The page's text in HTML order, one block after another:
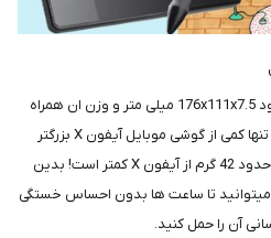
ابعاد پد طراحی Huion H420 در حدود 176x111x7.5 میلی متر و وزن ان همراه
قلم نیز 167 گرم می باشد. این ابعاد تنها کمی از گوشی موبایل آیفون X بزرگتر
بوده و وزن خالص تبلت طراحی هم حدود 42 گرم از آیفون X کمتر است! بدین
ترتیب با استفاده از قلم نوری H420 میتوانید تا ساعت ها بدون احساس خستگی
آن را حمل کنید.